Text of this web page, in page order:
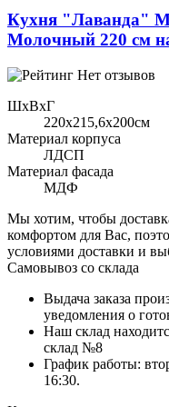
Кухня "Лаванда"
Молочный 220 см
Нет отзывов
ШхВхГ
220x215,6х200см
Материал корпуса
ЛДСП
Материал фасада
МДФ
Мы хотим, чтобы
комфортом для Вас,
условиями доставки и
Самовывоз со склада
Выдача заказа
уведомления о
Наш склад
склад №8
График работы:
16:30.